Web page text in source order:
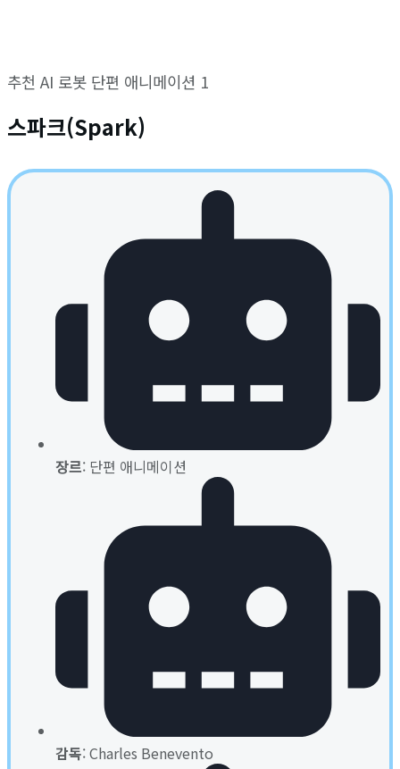
추천 AI 로봇 단편 애니메이션 1
스파크(Spark)
장르: 단편 애니메이션
감독: Charles Benevento